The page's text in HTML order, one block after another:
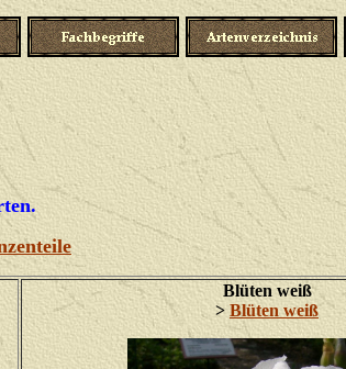
Blüten weiß
>Blüten weiß